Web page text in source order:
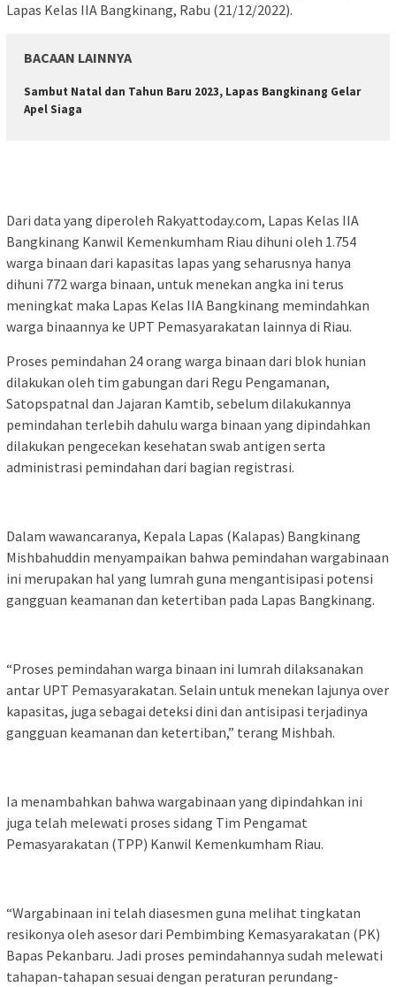
Lapas Kelas IIA Bangkinang, Rabu (21/12/2022).
BACAAN LAINNYA
Sambut Natal dan Tahun Baru 2023, Lapas Bangkinang Gelar
Apel Siaga
Dari data yang diperoleh Rakyattoday.com, Lapas Kelas IIA
Bangkinang Kanwil Kemenkumham Riau dihuni oleh 1.754
warga binaan dari kapasitas lapas yang seharusnya hanya
dihuni 772 warga binaan, untuk menekan angka ini terus
meningkat maka Lapas Kelas IIA Bangkinang memindahkan
warga binaannya ke UPT Pemasyarakatan lainnya di Riau.
Proses pemindahan 24 orang warga binaan dari blok hunian
dilakukan oleh tim gabungan dari Regu Pengamanan,
Satopspatnal dan Jajaran Kamtib, sebelum dilakukannya
pemindahan terlebih dahulu warga binaan yang dipindahkan
dilakukan pengecekan kesehatan swab antigen serta
administrasi pemindahan dari bagian registrasi.
Dalam wawancaranya, Kepala Lapas (Kalapas) Bangkinang
Mishbahuddin menyampaikan bahwa pemindahan wargabinaan
ini merupakan hal yang lumrah guna mengantisipasi potensi
gangguan keamanan dan ketertiban pada Lapas Bangkinang.
“Proses pemindahan warga binaan ini lumrah dilaksanakan
antar UPT Pemasyarakatan. Selain untuk menekan lajunya over
kapasitas, juga sebagai deteksi dini dan antisipasi terjadinya
gangguan keamanan dan ketertiban,” terang Mishbah.
Ia menambahkan bahwa wargabinaan yang dipindahkan ini
juga telah melewati proses sidang Tim Pengamat
Pemasyarakatan (TPP) Kanwil Kemenkumham Riau.
“Wargabinaan ini telah diasesmen guna melihat tingkatan
resikonya oleh asesor dari Pembimbing Kemasyarakatan (PK)
Bapas Pekanbaru. Jadi proses pemindahannya sudah melewati
tahapan-tahapan sesuai dengan peraturan perundang-